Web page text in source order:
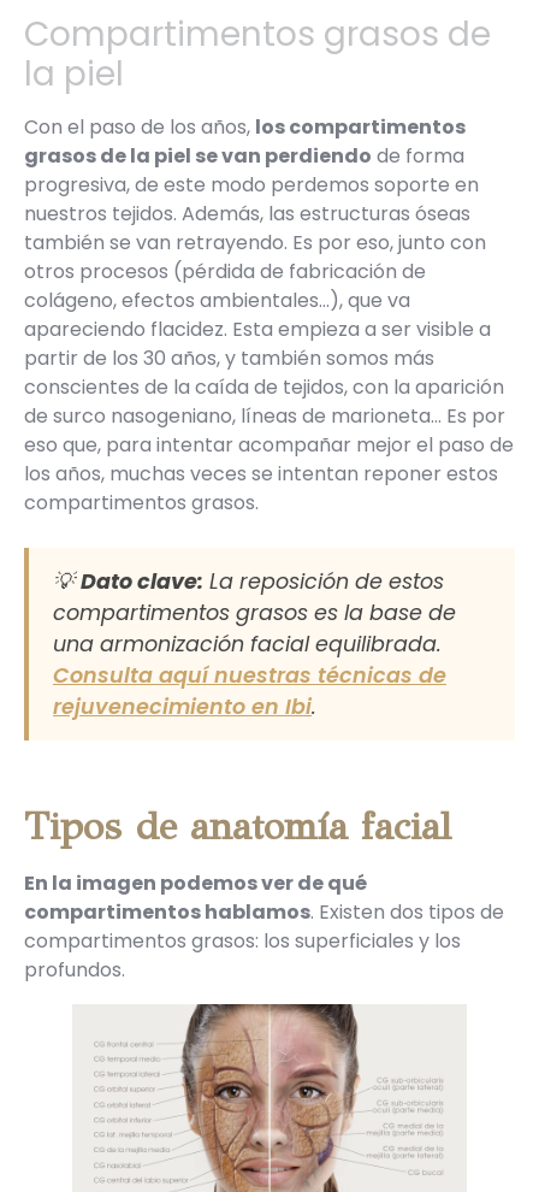
Compartimentos grasos de
la piel
Con el paso de los años, los compartimentos
grasos de la piel se van perdiendo de forma
progresiva, de este modo perdemos soporte en
nuestros tejidos. Además, las estructuras óseas
también se van retrayendo. Es por eso, junto con
otros procesos (pérdida de fabricación de
colágeno, efectos ambientales…), que va
apareciendo flacidez. Esta empieza a ser visible a
partir de los 30 años, y también somos más
conscientes de la caída de tejidos, con la aparición
de surco nasogeniano, líneas de marioneta… Es por
eso que, para intentar acompañar mejor el paso de
los años, muchas veces se intentan reponer estos
compartimentos grasos.
💡Dato clave: La reposición de estos
compartimentos grasos es la base de
una armonización facial equilibrada.
Consulta aquí nuestras técnicas de
rejuvenecimiento en Ibi.
Tipos de anatomía facial
En la imagen podemos ver de qué
compartimentos hablamos. Existen dos tipos de
compartimentos grasos: los superficiales y los
profundos.